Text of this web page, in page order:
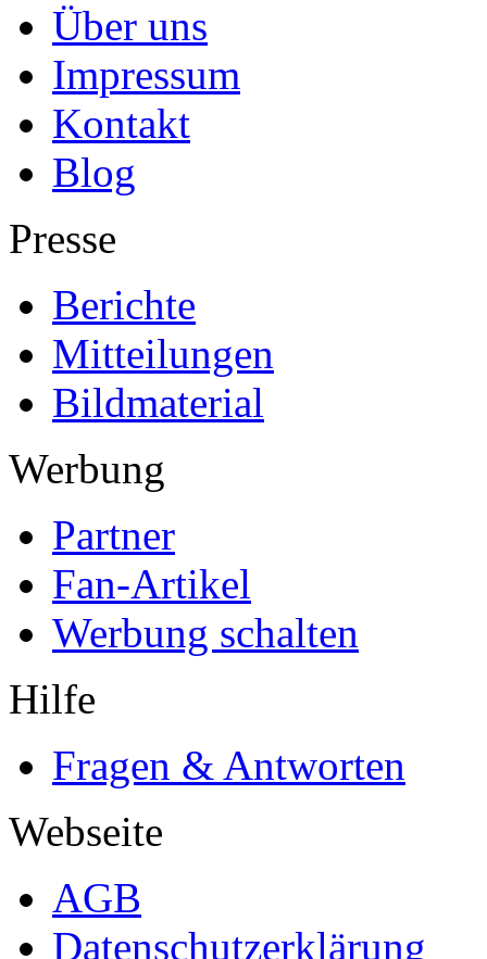
Über uns
Impressum
Kontakt
Blog
Presse
Berichte
Mitteilungen
Bildmaterial
Werbung
Partner
Fan-Artikel
Werbung schalten
Hilfe
Fragen & Antworten
Webseite
AGB
Datenschutzerklärung